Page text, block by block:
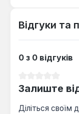
Відгуки та
0 з 0 відгуків
Залиште
Діліться своїм